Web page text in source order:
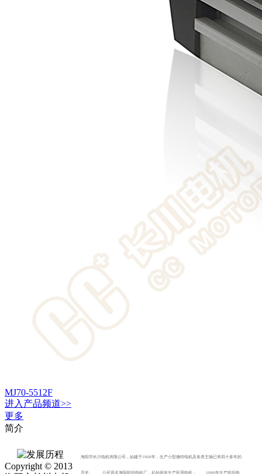
MJ70-5512F
进入 产品频道>>
更多
简介
海阳市长川电机有限公司，始建于1968年，生产小型微特电机及各类主轴已有四十多年的
历史。 公司原名海阳纺织电机厂，起始研发生产民用电机； 1980年生产纺织电
Copyright © 2013